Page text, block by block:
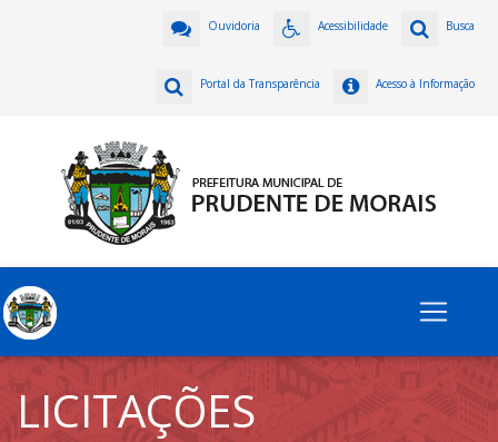
Busca
Acessibilidade
Ouvidoria
Acesso à Informação
Portal da Transparência
LICITAÇÕES